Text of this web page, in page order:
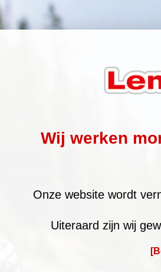
Wij werken
Onze website wordt
Uiteraard zijn wij